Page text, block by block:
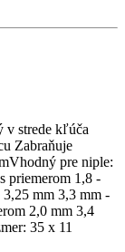
v strede kľúča
Zabraňuje
pre niple:
priemerom 1,8 -
mm 3,3 mm -
2,0 mm 3,4
35 x 11